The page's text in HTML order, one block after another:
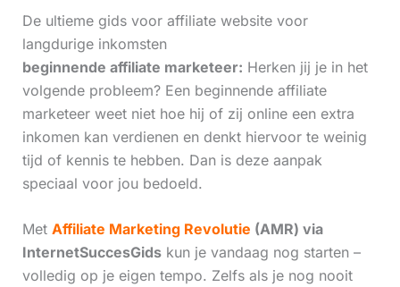
De ultieme gids voor affiliate website voor
langdurige inkomsten
beginnende affiliate marketeer: Herken jij je in het
volgende probleem? Een beginnende affiliate
marketeer weet niet hoe hij of zij online een extra
inkomen kan verdienen en denkt hiervoor te weinig
tijd of kennis te hebben. Dan is deze aanpak
speciaal voor jou bedoeld.
Met Affiliate Marketing Revolutie (AMR) via
InternetSuccesGidskun je vandaag nog starten –
volledig op je eigen tempo. Zelfs als je nog nooit